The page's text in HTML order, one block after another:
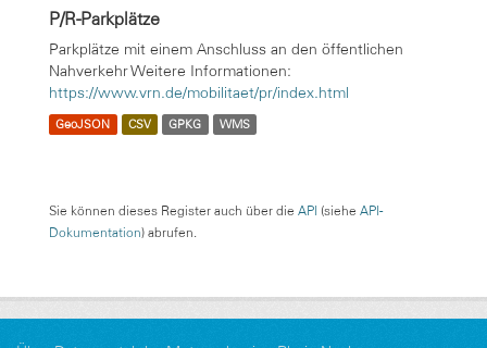
P/R-Parkplätze
Parkplätze mit einem Anschluss an den öffentlichen
Nahverkehr Weitere Informationen:
https://www.vrn.de/mobilitaet/pr/index.html
GeoJSON CSV GPKG WMS
Sie können dieses Register auch über die API (siehe API-
Dokumentation) abrufen.